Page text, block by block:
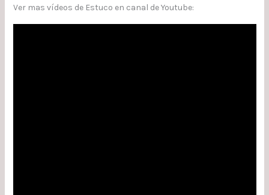
Ver mas vídeos de Estuco en canal de Youtube: